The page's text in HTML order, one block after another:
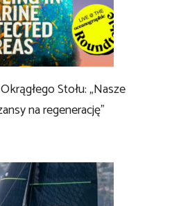
Stołu: „Nasze
na regenerację”